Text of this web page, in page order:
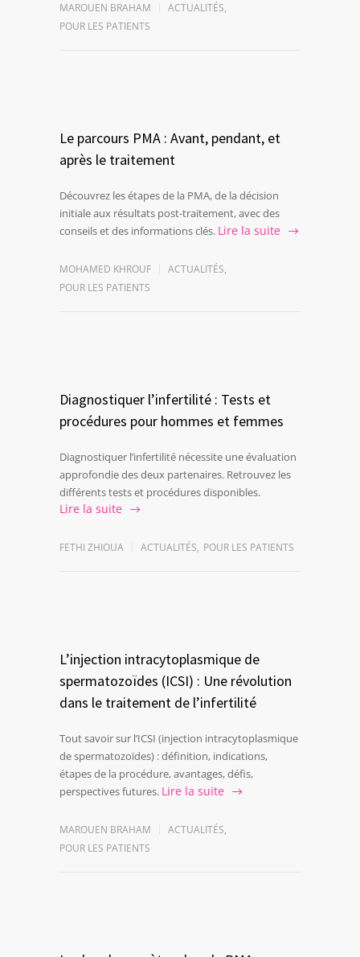
MAROUEN BRAHAM ACTUALITÉS,
POUR LES PATIENTS
Le parcours PMA : Avant, pendant, et
après le traitement
Découvrez les étapes de la PMA, de la décision
initiale aux résultats post-traitement, avec des
conseils et des informations clés. Lire la suite
MOHAMED KHROUF ACTUALITÉS,
POUR LES PATIENTS
Diagnostiquer l’infertilité : Tests et
procédures pour hommes et femmes
Diagnostiquer l’infertilité nécessite une évaluation
approfondie des deux partenaires. Retrouvez les
différents tests et procédures disponibles.
Lire la suite
FETHI ZHIOUA ACTUALITÉS, POUR LES PATIENTS
L’injection intracytoplasmique de
spermatozoïdes (ICSI) : Une révolution
dans le traitement de l’infertilité
Tout savoir sur l’ICSI (injection intracytoplasmique
de spermatozoïdes) : définition, indications,
étapes de la procédure, avantages, défis,
perspectives futures. Lire la suite
MAROUEN BRAHAM ACTUALITÉS,
POUR LES PATIENTS